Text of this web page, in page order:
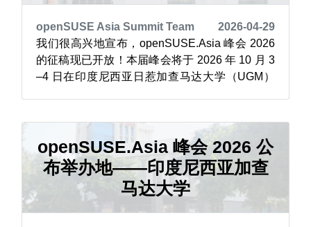
openSUSE Asia Summit Team
2026-04-29
我们很高兴地宣布，openSUSE.Asia 峰会 2026
的征稿现已开放！本届峰会将于 2026 年 10 月 3
–4 日在印度尼西亚日惹加查马达大学（UGM）
openSUSE.Asia 委员会诚邀各界演讲者分享您
对 openSUSE 及开源的知识、经...
openSUSE.Asia 峰会 2026 公
布举办地——印度尼西亚加查
马达大学